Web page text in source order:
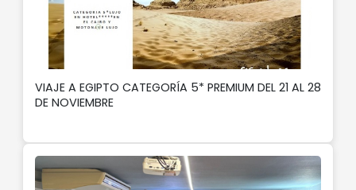
VIAJE A EGIPTO CATEGORÍA 5* PREMIUM DEL 21 AL 28
DE NOVIEMBRE